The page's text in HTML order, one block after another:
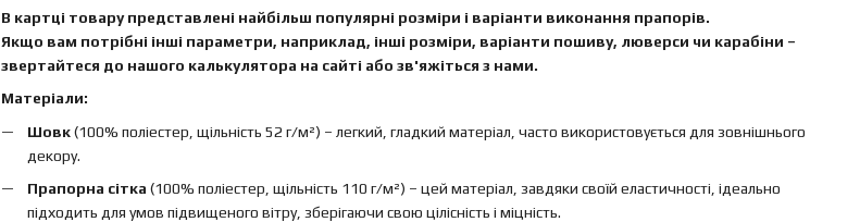
В картці товару представлені найбільш популярні розміри і варіанти виконання прапорів.
Якщо вам потрібні інші параметри, наприклад, інші розміри, варіанти пошиву, люверси чи карабіни –
звертайтеся до нашого калькулятора на сайті або зв'яжіться з нами.
Матеріали:
Шовк(100% поліестер, щільність 52 г/м²) – легкий, гладкий матеріал, часто використовується для зовнішнього
декору.
Прапорна сітка (100% поліестер, щільність 110 г/м²) – цей матеріал, завдяки своїй еластичності, ідеально
підходить для умов підвищеного вітру, зберігаючи свою цілісність і міцність.